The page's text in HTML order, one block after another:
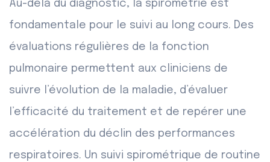
Au-delà du diagnostic, la spirométrie est
fondamentale pour le suivi au long cours. Des
évaluations régulières de la fonction
pulmonaire permettent aux cliniciens de
suivre l’évolution de la maladie, d’évaluer
l’efficacité du traitement et de repérer une
accélération du déclin des performances
respiratoires. Un suivi spirométrique de routine